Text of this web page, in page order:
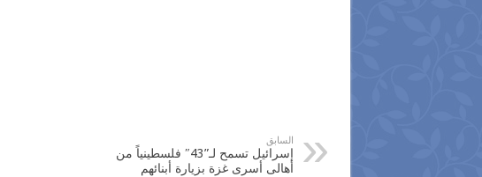
السابق
‫‏إسرائيل‬ تسمح لـ”43″ فلسطينياً من
أهالى أسرى ‫‏غزة‬ بزيارة أبنائهم